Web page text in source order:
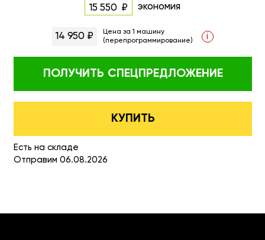
15 550 экономия
14 950 ₽
Цена за 1 машину
(перепрограммирование)
i
ПОЛУЧИТЬ СПЕЦПРЕДЛОЖЕНИЕ
КУПИТЬ
Есть на складе
Отправим 06.08.2026